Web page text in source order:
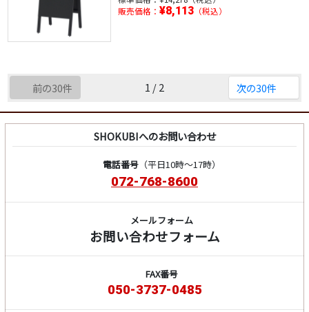
販売価格： ¥8,113（税込）
前の30件 1 / 2 次の30件
SHOKUBIへのお問い合わせ
電話番号（平日10時～17時）
072-768-8600
メールフォーム
お問い合わせフォーム
FAX番号
050-3737-0485